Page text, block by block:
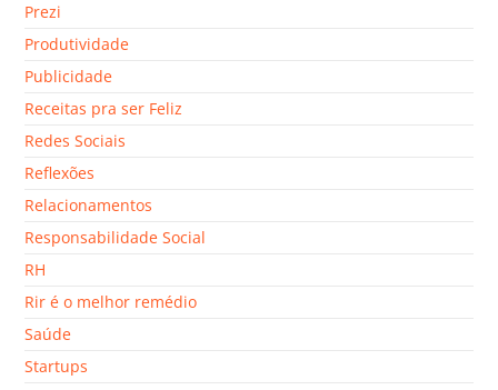
Prezi
Produtividade
Publicidade
Receitas pra ser Feliz
Redes Sociais
Reflexões
Relacionamentos
Responsabilidade Social
RH
Rir é o melhor remédio
Saúde
Startups